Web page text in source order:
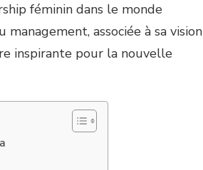
féminin dans le monde
associée à sa vision
inspirante pour la nouvelle